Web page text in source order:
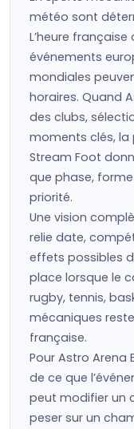
météo sont
L’heure
événements
mondiales
horaires. Quand
des clubs,
moments clés, la
Stream Foot
que phase,
priorité.
Une vision
relie date,
effets possibles
place lorsque le
rugby, tennis,
mécaniques
française.
Pour Astro Arena
de ce que
peut modifier un
peser sur un